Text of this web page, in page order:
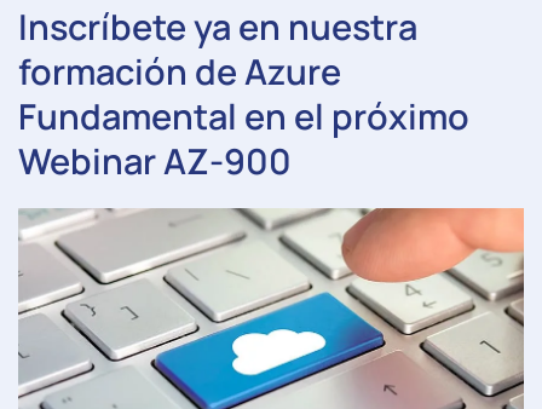
Inscríbete ya en nuestra
formación de Azure
Fundamental en el próximo
Webinar AZ-900